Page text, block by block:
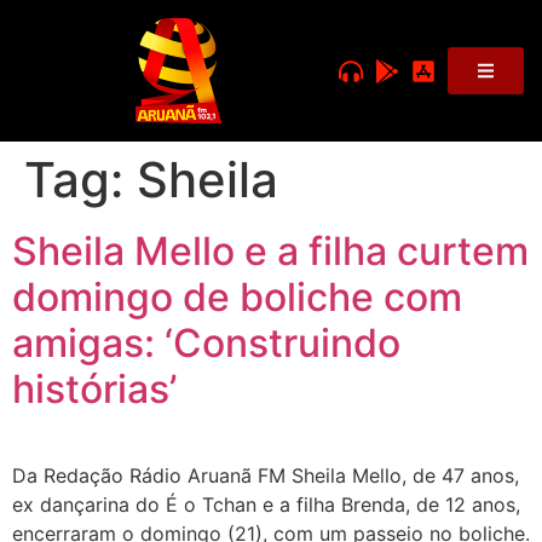
Tag: Sheila
Sheila Mello e a filha curtem
domingo de boliche com
amigas: ‘Construindo
histórias’
Da Redação Rádio Aruanã FM Sheila Mello, de 47 anos,
ex dançarina do É o Tchan e a filha Brenda, de 12 anos,
encerraram o domingo (21), com um passeio no boliche.